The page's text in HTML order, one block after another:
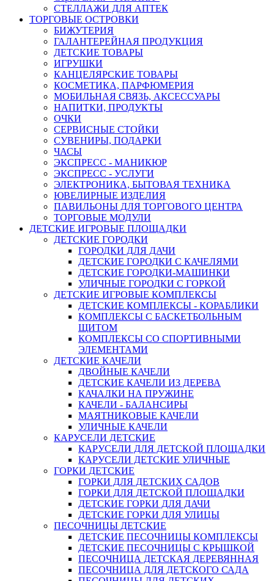
СТЕЛЛАЖИ ДЛЯ АПТЕК
ТОРГОВЫЕ ОСТРОВКИ
БИЖУТЕРИЯ
ГАЛАНТЕРЕЙНАЯ ПРОДУКЦИЯ
ДЕТСКИЕ ТОВАРЫ
ИГРУШКИ
КАНЦЕЛЯРСКИЕ ТОВАРЫ
КОСМЕТИКА, ПАРФЮМЕРИЯ
МОБИЛЬНАЯ СВЯЗЬ, АКСЕССУАРЫ
НАПИТКИ, ПРОДУКТЫ
ОЧКИ
СЕРВИСНЫЕ СТОЙКИ
СУВЕНИРЫ, ПОДАРКИ
ЧАСЫ
ЭКСПРЕСС - МАНИКЮР
ЭКСПРЕСС - УСЛУГИ
ЭЛЕКТРОНИКА, БЫТОВАЯ ТЕХНИКА
ЮВЕЛИРНЫЕ ИЗДЕЛИЯ
ПАВИЛЬОНЫ ДЛЯ ТОРГОВОГО ЦЕНТРА
ТОРГОВЫЕ МОДУЛИ
ДЕТСКИЕ ИГРОВЫЕ ПЛОЩАДКИ
ДЕТСКИЕ ГОРОДКИ
ГОРОДКИ ДЛЯ ДАЧИ
ДЕТСКИЕ ГОРОДКИ С КАЧЕЛЯМИ
ДЕТСКИЕ ГОРОДКИ-МАШИНКИ
УЛИЧНЫЕ ГОРОДКИ С ГОРКОЙ
ДЕТСКИЕ ИГРОВЫЕ КОМПЛЕКСЫ
ДЕТСКИЕ КОМПЛЕКСЫ - КОРАБЛИКИ
КОМПЛЕКСЫ С БАСКЕТБОЛЬНЫМ
ЩИТОМ
КОМПЛЕКСЫ СО СПОРТИВНЫМИ
ЭЛЕМЕНТАМИ
ДЕТСКИЕ КАЧЕЛИ
ДВОЙНЫЕ КАЧЕЛИ
ДЕТСКИЕ КАЧЕЛИ ИЗ ДЕРЕВА
КАЧАЛКИ НА ПРУЖИНЕ
КАЧЕЛИ - БАЛАНСИРЫ
МАЯТНИКОВЫЕ КАЧЕЛИ
УЛИЧНЫЕ КАЧЕЛИ
КАРУСЕЛИ ДЕТСКИЕ
КАРУСЕЛИ ДЛЯ ДЕТСКОЙ ПЛОЩАДКИ
КАРУСЕЛИ ДЕТСКИЕ УЛИЧНЫЕ
ГОРКИ ДЕТСКИЕ
ГОРКИ ДЛЯ ДЕТСКИХ САДОВ
ГОРКИ ДЛЯ ДЕТСКОЙ ПЛОЩАДКИ
ДЕТСКИЕ ГОРКИ ДЛЯ ДАЧИ
ДЕТСКИЕ ГОРКИ ДЛЯ УЛИЦЫ
ПЕСОЧНИЦЫ ДЕТСКИЕ
ДЕТСКИЕ ПЕСОЧНИЦЫ КОМПЛЕКСЫ
ДЕТСКИЕ ПЕСОЧНИЦЫ С КРЫШКОЙ
ПЕСОЧНИЦА ДЕТСКАЯ ДЕРЕВЯННАЯ
ПЕСОЧНИЦА ДЛЯ ДЕТСКОГО САДА